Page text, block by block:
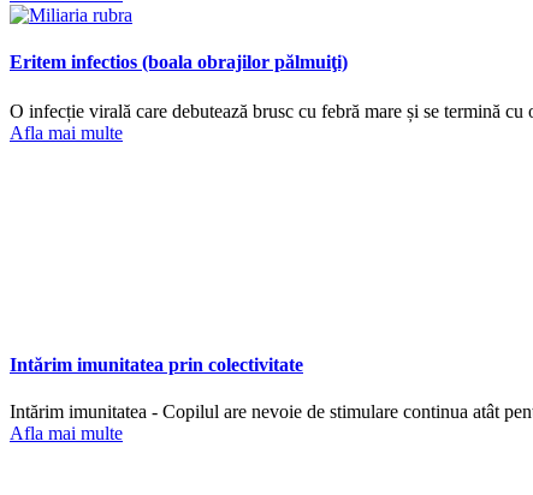
Eritem infectios (boala obrajilor pălmuiţi)
O infecție virală care debutează brusc cu febră mare și se termină
Afla mai multe
Intărim imunitatea prin colectivitate
Intărim imunitatea - Copilul are nevoie de stimulare continua atât
Afla mai multe